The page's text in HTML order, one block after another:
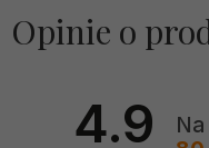
Opinie o
4.9